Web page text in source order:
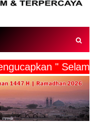
mengucapkan